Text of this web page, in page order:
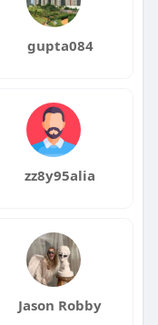
gupta084
zz8y95alia
Jason Robby